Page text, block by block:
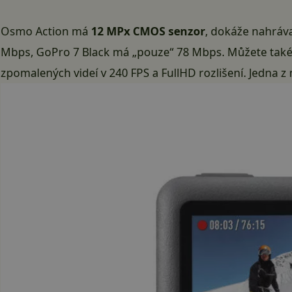
Osmo Action má 12 MPx CMOS senzor, dokáže
Mbps, GoPro 7 Black má „pouze“ 78 Mbps. Můžete
zpomalených videí v 240 FPS a FullHD rozlišení. Jedna z